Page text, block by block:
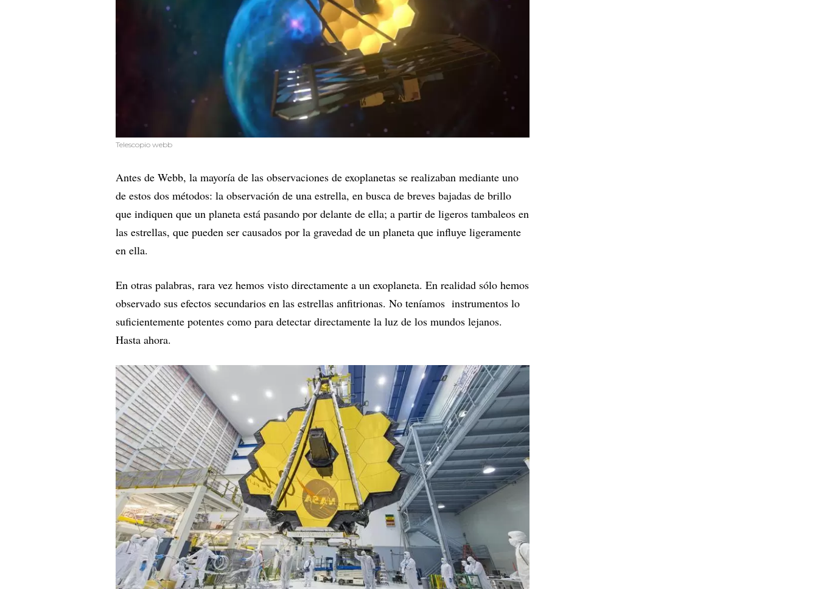
Telescopio webb
Antes de Webb, la mayoría de las observaciones de exoplanetas se realizaban mediante uno
de estos dos métodos: la observación de una estrella, en busca de breves bajadas de brillo
que indiquen que un planeta está pasando por delante de ella; a partir de ligeros tambaleos en
las estrellas, que pueden ser causados por la gravedad de un planeta que influye ligeramente
en ella.
En otras palabras, rara vez hemos visto directamente a un exoplaneta. En realidad sólo hemos
observado sus efectos secundarios en las estrellas anfitrionas. No teníamos instrumentos lo
suficientemente potentes como para detectar directamente la luz de los mundos lejanos.
Hasta ahora.